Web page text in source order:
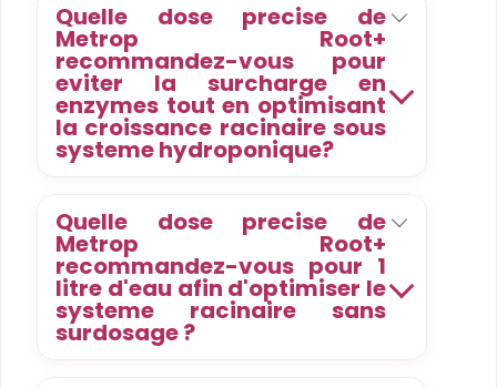
Quelle dose precise de
Metrop Root+
recommandez-vous pour
eviter la surcharge en
enzymes tout en optimisant
la croissance racinaire sous
systeme hydroponique?
Quelle dose precise de
Metrop Root+
recommandez-vous pour 1
litre d'eau afin d'optimiser le
systeme racinaire sans
surdosage ?